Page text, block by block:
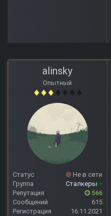
alinsky
Опытный
Статус
Не в сети
Группа
Сталкеры +
Репутация
566
Сообщений
615
Регистрация
16.11.2021